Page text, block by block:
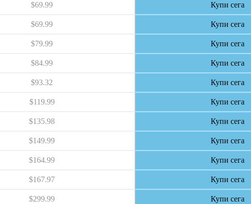
$69.99 Купи сега
$69.99 Купи сега
$79.99 Купи сега
$84.99 Купи сега
$93.32 Купи сега
$119.99 Купи сега
$135.98 Купи сега
$149.99 Купи сега
$164.99 Купи сега
$167.97 Купи сега
$299.99 Купи сега